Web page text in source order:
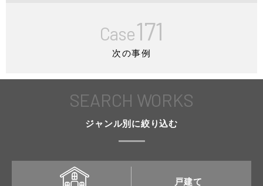
Case171
次の事例
SEARCH WORKS
ジャンル別に絞り込む
戸建て